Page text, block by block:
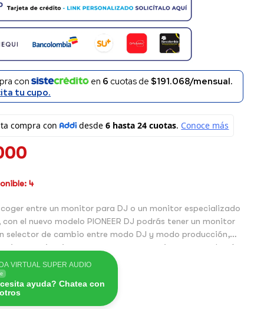
con en 6 cuotas de $191.068/mensual.
tu cupo.
4
entre un monitor para DJ o un monitor especializado
el nuevo modelo PIONEER DJ podrás tener un monitor
selector de cambio entre modo DJ y modo producción,
experiencia sonora, con estos monitores que además
VIRTUAL SUPER AUDIO
ayuda? Chatea con